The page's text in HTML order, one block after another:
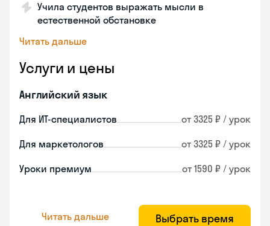
Учила студентов выражать мысли в
естественной обстановке
Читать дальше
Услуги и цены
Английский язык
Для ИТ-специалистов от 3325 ₽ / урок
Для маркетологов от 3325 ₽ / урок
Уроки премиум от 1590 ₽ / урок
Читать дальше Выбрать время